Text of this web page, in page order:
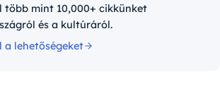
több mint 10,000+ cikkünket
és a kultúráról.
a lehetőségeket